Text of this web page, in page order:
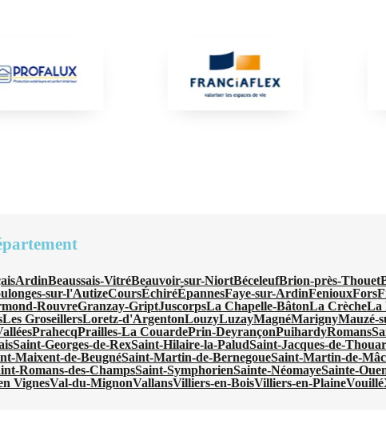
ArdinBeaussais-VitréBeauvoir-sur-NiortBéceleufBrion-près-Thouet
sur-l'AutizeCoursÉchiréÉpannesFaye-sur-ArdinFeniouxFors
RouvreGranzay-GriptJuscorpsLa Chapelle-BâtonLa CrècheLa
Les GroseillersLoretz-d'ArgentonLouzyLuzayMagnéMarignyMauzé-
PrahecqPrailles-La CouardePrin-DeyrançonPuihardyRomans
Saint-Georges-de-RexSaint-Hilaire-la-PaludSaint-Jacques-de-
Maixent-de-BeugnéSaint-Martin-de-BernegoueSaint-Martin-de-
Romans-des-ChampsSaint-SymphorienSainte-NéomayeSainte-
VignesVal-du-MignonVallansVilliers-en-BoisVilliers-en-PlaineVouillé